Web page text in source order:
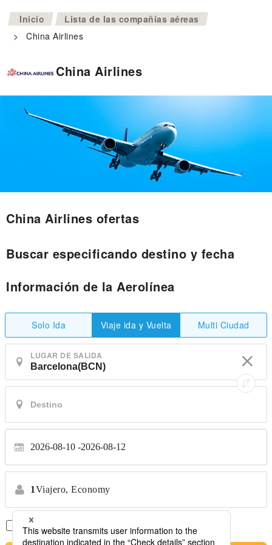
Inicio >
Lista de las compañías aéreas
>
China Airlines
China Airlines
China Airlines ofertas
Buscar especificando destino y fecha
Información de la Aerolínea
Solo Ida Viaje ida y Vuelta Multi Ciudad
LUGAR DE SALIDA
2026-08-10 2026-08-12
1Viajero, Economy
Solo Vuelos Directos *No se permiten transferencias